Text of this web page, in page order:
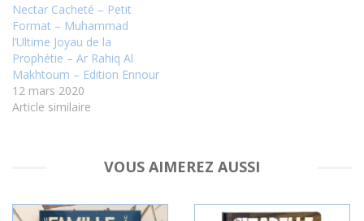
Nectar Cacheté – Petit
Format – Muhammad
l’Ultime Joyau de la
Prophétie – Ar Rahiq Al
Makhtoum – Edition Ennour
12 mars 2020
Article similaire
VOUS AIMEREZ AUSSI